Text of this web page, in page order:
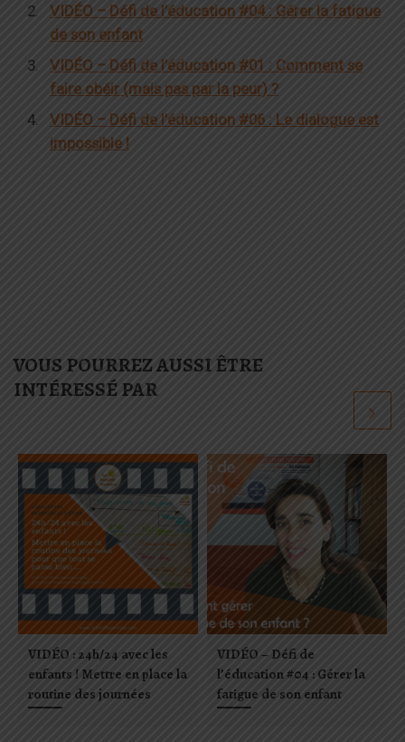
VIDÉO – Défi de l’éducation #04 : Gérer la fatigue
de son enfant
VIDÉO – Défi de l’éducation #01 : Comment se
faire obéir (mais pas par la peur) ?
VIDÉO – Défi de l’éducation #06 : Le dialogue est
impossible !
VOUS POURREZ AUSSI ÊTRE
INTÉRESSÉ PAR
VIDÉO : 24h/24 avec les
enfants ! Mettre en place la
routine des journées
VIDÉO – Défi de
l’éducation #04 : Gérer la
fatigue de son enfant